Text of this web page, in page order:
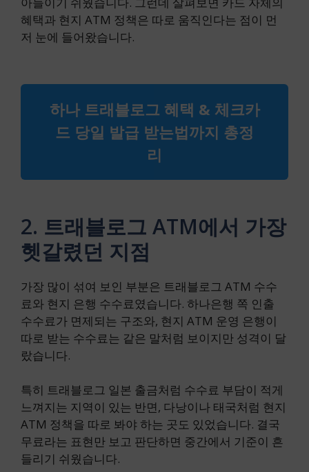
혜택과 현지 ATM 정책은 따로 움직인다는 점이 먼
저 눈에 들어왔습니다.
하나 트래블로그 혜택 & 체크카
드 당일 발급 받는법까지 총정
리
2. 트래블로그 ATM에서 가장
헷갈렸던 지점
가장 많이 섞여 보인 부분은 트래블로그 ATM 수수
료와 현지 은행 수수료였습니다. 하나은행 쪽 인출
수수료가 면제되는 구조와, 현지 ATM 운영 은행이
따로 받는 수수료는 같은 말처럼 보이지만 성격이 달
랐습니다.
특히 트래블로그 일본 출금처럼 수수료 부담이 적게
느껴지는 지역이 있는 반면, 다낭이나 태국처럼 현지
ATM 정책을 따로 봐야 하는 곳도 있었습니다. 결국
무료라는 표현만 보고 판단하면 중간에서 기준이 흔
들리기 쉬웠습니다.